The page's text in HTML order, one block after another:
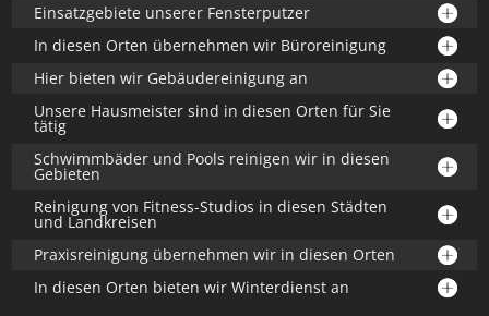
Einsatzgebiete unserer Fensterputzer
In diesen Orten übernehmen wir Büroreinigung
Hier bieten wir Gebäudereinigung an
Unsere Hausmeister sind in diesen Orten für Sie
tätig
Schwimmbäder und Pools reinigen wir in diesen
Gebieten
Reinigung von Fitness-Studios in diesen Städten
und Landkreisen
Praxisreinigung übernehmen wir in diesen Orten
In diesen Orten bieten wir Winterdienst an